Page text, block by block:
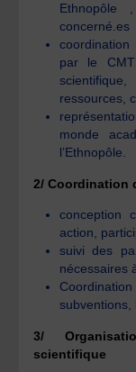
concerné.es
par le
ressources,
monde
l’Ethnopôle.
2/ Coordination
conception
action,
suivi des
nécessaires
subventions,
3/
scientifique